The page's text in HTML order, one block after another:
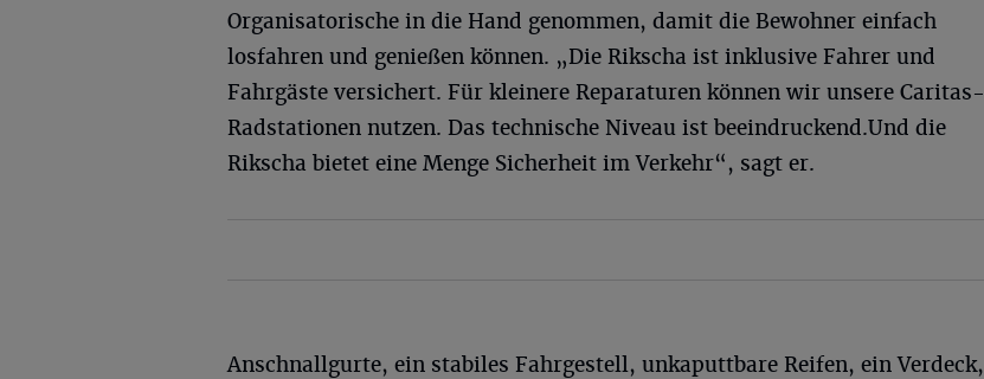
Organisatorische in die Hand genommen, damit die Bewohner einfach
losfahren und genießen können. „Die Rikscha ist inklusive Fahrer und
Fahrgäste versichert. Für kleinere Reparaturen können wir unsere Caritas-
Radstationen nutzen. Das technische Niveau ist beeindruckend.Und die
Rikscha bietet eine Menge Sicherheit im Verkehr“, sagt er.
Anschnallgurte, ein stabiles Fahrgestell, unkaputtbare Reifen, ein Verdeck,